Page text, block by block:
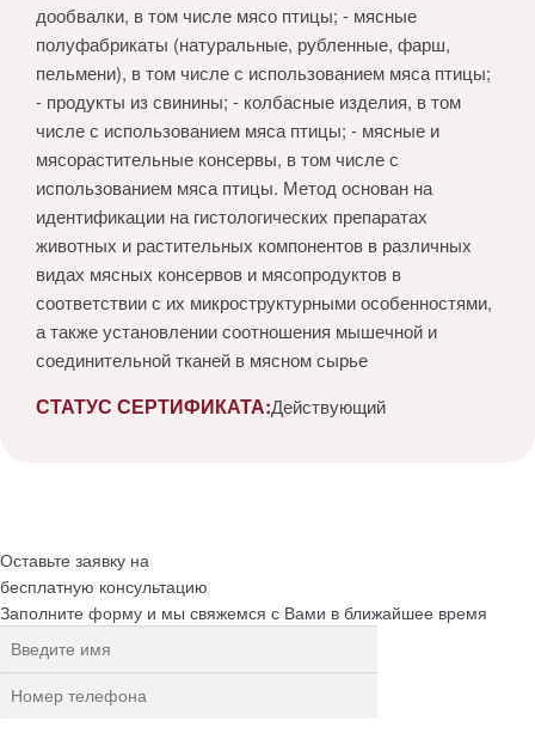
дообвалки, в том числе мясо птицы; - мясные
полуфабрикаты (натуральные, рубленные, фарш,
пельмени), в том числе с использованием мяса птицы;
- продукты из свинины; - колбасные изделия, в том
числе с использованием мяса птицы; - мясные и
мясорастительные консервы, в том числе с
использованием мяса птицы. Метод основан на
идентификации на гистологических препаратах
животных и растительных компонентов в различных
видах мясных консервов и мясопродуктов в
соответствии с их микроструктурными особенностями,
а также установлении соотношения мышечной и
соединительной тканей в мясном сырье
СТАТУС СЕРТИФИКАТА:Действующий
Оставьте заявку на
бесплатную консультацию
Заполните форму и мы свяжемся с Вами в ближайшее время